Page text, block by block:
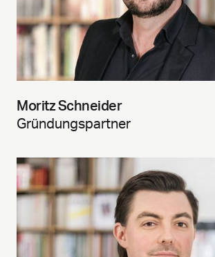
Moritz Schneider
Gründungspartner